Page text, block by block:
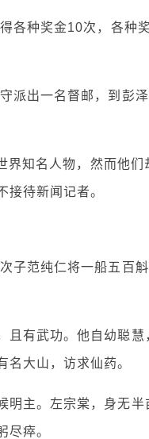
各种奖金10次，各种奖
派出一名督邮，到彭泽
界知名人物，然而他们
待新闻记者。
子范纯仁将一船五百斛
有武功。他自幼聪慧
大山，访求仙药。
明主。左宗棠，身无半
尽瘁。